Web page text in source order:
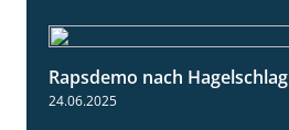
Rapsdemo nach Hagelschlag
24.06.2025